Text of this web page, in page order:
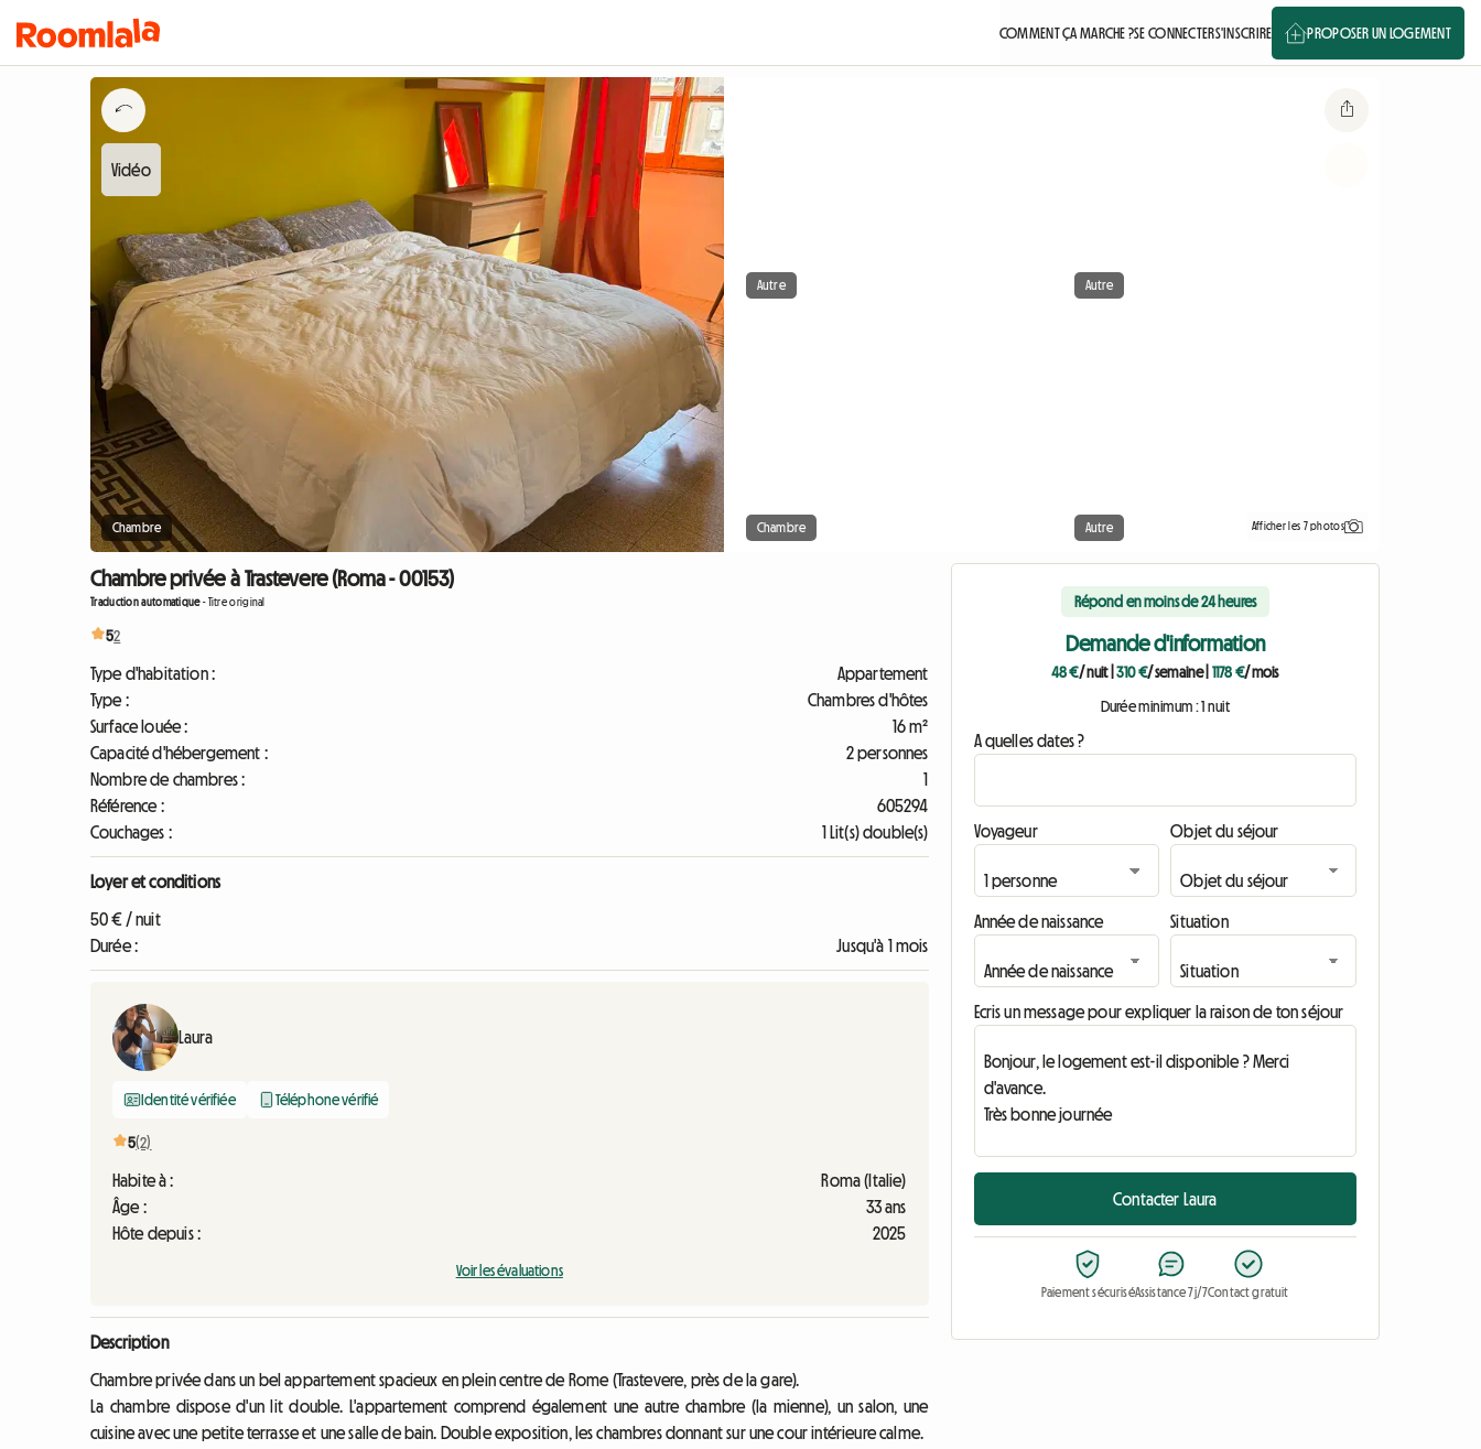
COMMENT ÇA MARCHE ?SE CONNECTERS'INSCRIRE PROPOSER UN LOGEMENT
Chambre
Autre Autre
Chambre Autre Afficher les 7 photos
Chambre privée à Trastevere (Roma - 00153)
Traduction automatique-Titre original
52
Type d'habitation :
Appartement
Type :
Chambres d'hôtes
Surface louée :
16 m²
Capacité d'hébergement :
2 personnes
Nombre de chambres :
1
Référence :
605294
Couchages :
1 Lit(s) double(s)
Loyer et conditions
50 € / nuit
Durée :
Jusqu'à 1 mois
Laura
Identité vérifiée Téléphone vérifié
5(2)
Habite à :
Roma (Italie)
Âge :
33 ans
Hôte depuis :
2025
Voir les évaluations
Description
Chambre privée dans un bel appartement spacieux en plein centre de Rome (Trastevere, près de la gare).
La chambre dispose d'un lit double. L'appartement comprend également une autre chambre (la mienne), un salon, une
cuisine avec une petite terrasse et une salle de bain. Double exposition, les chambres donnant sur une cour intérieure calme.
Répond en moins de 24 heures
Demande d'information
48 €/ nuit| 310 €/ semaine| 1178 €/ mois
Durée minimum : 1 nuit
A quelles dates ?
Voyageur Objet du séjour
Année de naissance Situation
Ecris un message pour expliquer la raison de ton séjour
Contacter Laura
Paiement sécuriséAssistance 7j/7Contact gratuit